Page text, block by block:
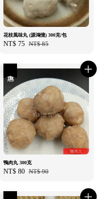
花枝風味丸 (源鴻憶) 300克/包
Sale
NT$ 75 Regular
NT$ 85
鴨肉丸 300克
Sale
NT$ 80 Regular
NT$ 90